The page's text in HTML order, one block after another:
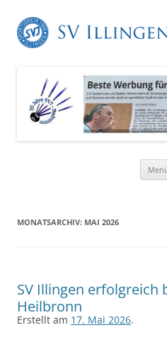
MONATSARCHIV: MAI 2026
SV Illingen erfolgreich
Heilbronn
Erstellt am 17. Mai 2026.